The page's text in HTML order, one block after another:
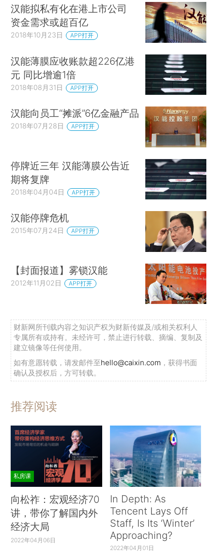
汉能拟私有化在港上市公司
资金需求或超百亿
2018年10月23日 APP打开
汉能薄膜应收账款超226亿港
元 同比增逾1倍
2018年08月31日 APP打开
汉能向员工“摊派”6亿金融产品
2018年07月28日 APP打开
停牌近三年 汉能薄膜公告近
期将复牌
2018年04月04日 APP打开
汉能停牌危机
2015年07月24日 APP打开
【封面报道】雾锁汉能
2012年11月02日 APP打开
财新网所刊载内容之知识产权为财新传媒及/或相关权利人
专属所有或持有。未经许可，禁止进行转载、摘编、复制及
建立镜像等任何使用。
如有意愿转载，请发邮件至hello@caixin.com ，获得书面
确认及授权后，方可转载。
推荐阅读
私房课
向松祚：宏观经济70
讲，带你了解国内外
经济大局
2022年04月06日
In Depth: As
Tencent Lays Off
Staff, Is Its ‘Winter’
Approaching?
2022年04月01日